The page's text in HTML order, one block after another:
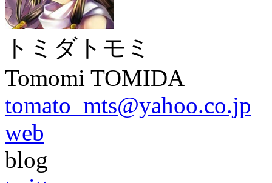
トミダトモミ
Tomomi TOMIDA
tomato_mts@yahoo.co.jp
web
blog